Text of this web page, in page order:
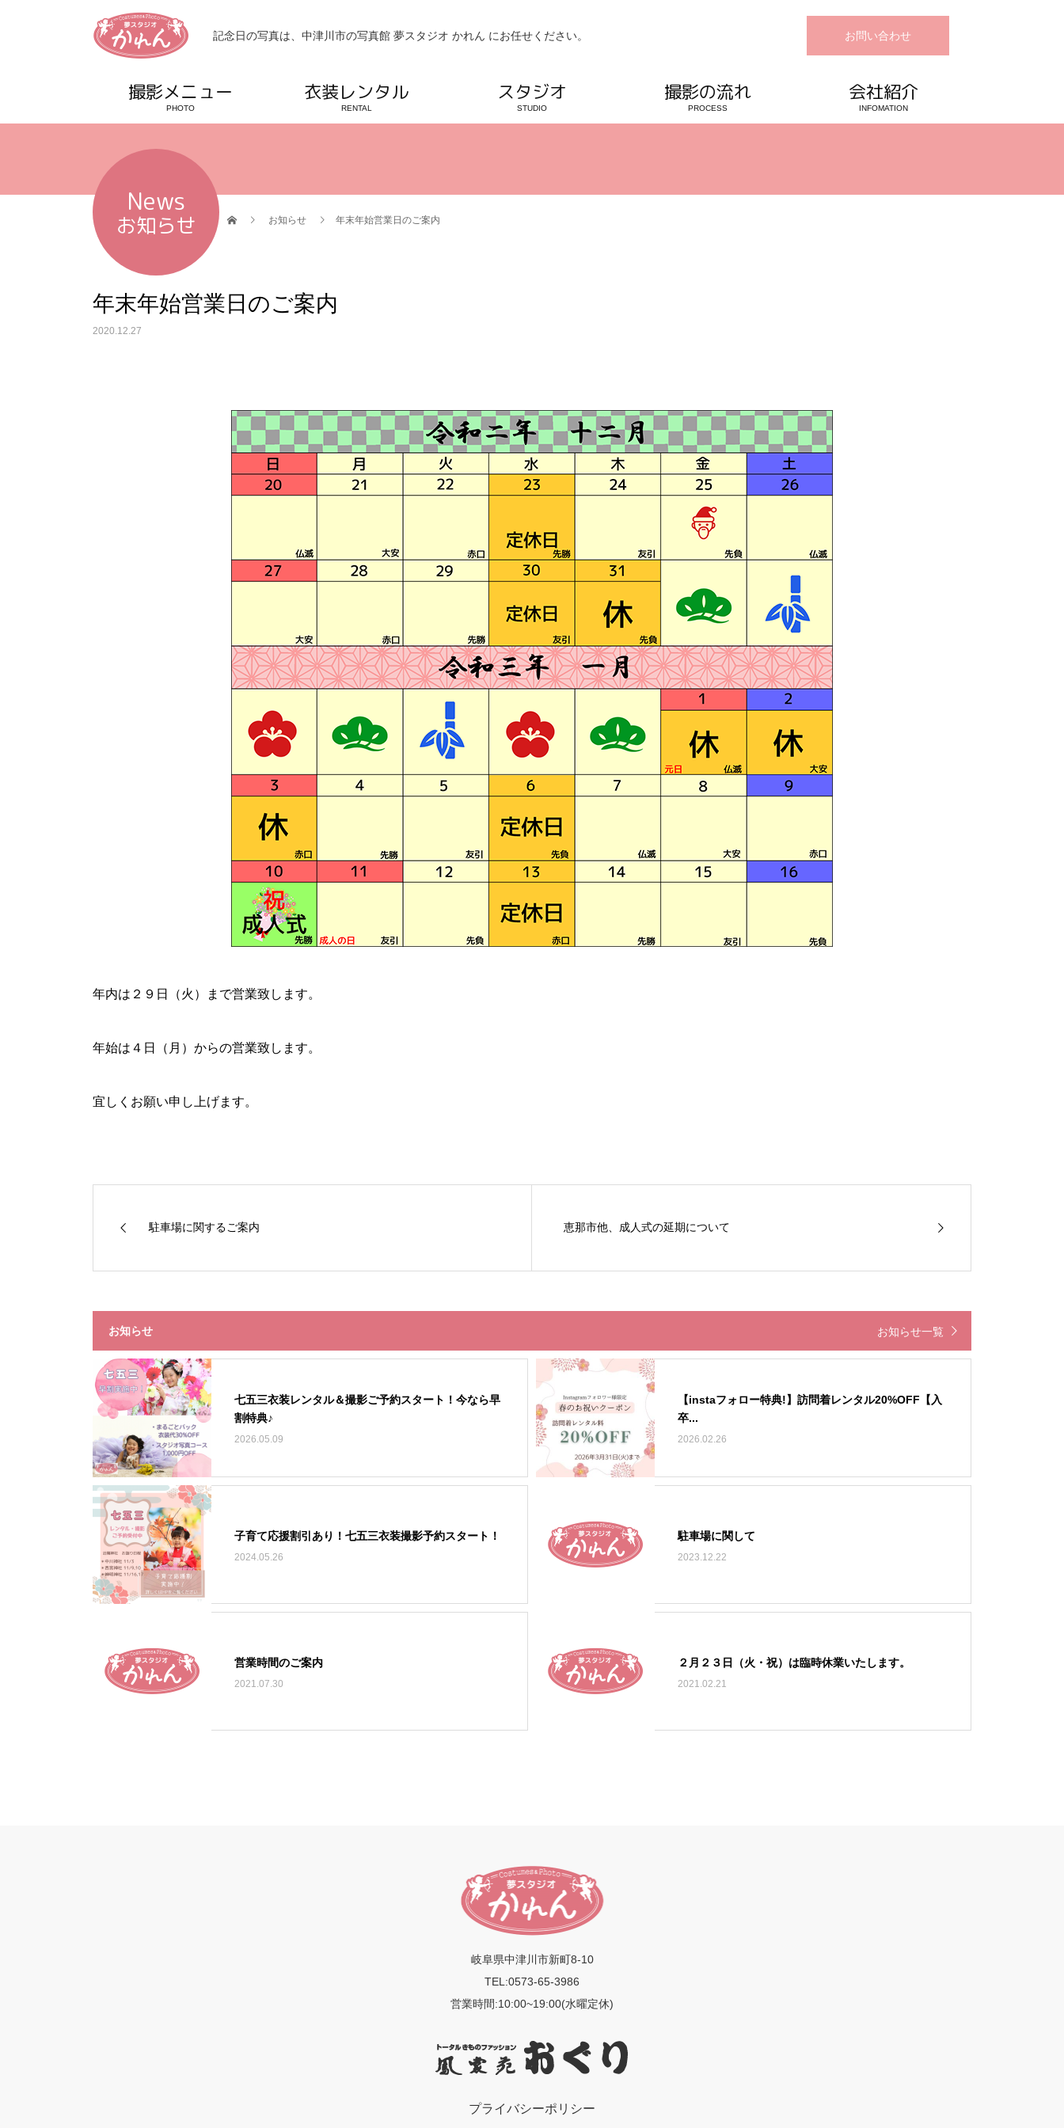
記念日の写真は、中津川市の写真館 夢スタジオ かれん にお任せください。 お問い合わせ
撮影メニュー
PHOTO
衣装レンタル
RENTAL
スタジオ
STUDIO
撮影の流れ
PROCESS
会社紹介
INFOMATION
News
お知らせ お知らせ 年末年始営業日のご案内
年末年始営業日のご案内
2020.12.27
年内は２９日（火）まで営業致します。
年始は４日（月）からの営業致します。
宜しくお願い申し上げます。
駐車場に関するご案内 恵那市他、成人式の延期について
お知らせ お知らせ一覧
七五三衣装レンタル＆撮影ご予約スタート！今なら早
割特典♪
2026.05.09
【instaフォロー特典!】訪問着レンタル20%OFF【入
卒...
2026.02.26
子育て応援割引あり！七五三衣装撮影予約スタート！
2024.05.26
駐車場に関して
2023.12.22
営業時間のご案内
2021.07.30
２月２３日（火・祝）は臨時休業いたします。
2021.02.21
岐阜県中津川市新町8-10
TEL:0573-65-3986
営業時間:10:00~19:00(水曜定休)
プライバシーポリシー